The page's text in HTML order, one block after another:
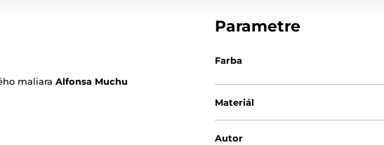
maliara Alfonsa Muchu
Parametre
Farba
Materiál
Autor